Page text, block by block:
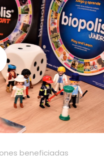
beneficiadas